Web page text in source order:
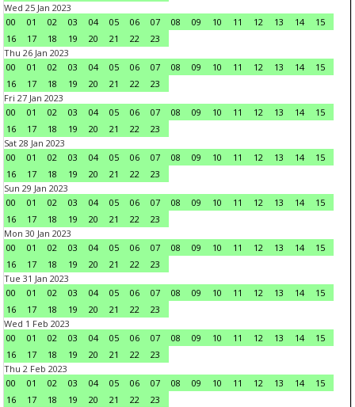
Wed 25 Jan 2023
00
01 02 03 04 05 06 07 08 09 10 11 12 13 14
15
16
17 18 19 20 21 22
23
Thu 26 Jan 2023
00
01 02 03 04 05 06 07 08 09 10 11 12 13 14
15
16
17 18 19 20 21 22
23
Fri 27 Jan 2023
00
01 02 03 04 05 06 07 08 09 10 11 12 13 14
15
16
17 18 19 20 21 22
23
Sat 28 Jan 2023
00
01 02 03 04 05 06 07 08 09 10 11 12 13 14
15
16
17 18 19 20 21 22
23
Sun 29 Jan 2023
00
01 02 03 04 05 06 07 08 09 10 11 12 13 14
15
16
17 18 19 20 21 22
23
Mon 30 Jan 2023
00
01 02 03 04 05 06 07 08 09 10 11 12 13 14
15
16
17 18 19 20 21 22
23
Tue 31 Jan 2023
00
01 02 03 04 05 06 07 08 09 10 11 12 13 14
15
16
17 18 19 20 21 22
23
Wed 1 Feb 2023
00
01 02 03 04 05 06 07 08 09 10 11 12 13 14
15
16
17 18 19 20 21 22
23
Thu 2 Feb 2023
00
01 02 03 04 05 06 07 08 09 10 11 12 13 14
15
16
17 18 19 20 21 22
23